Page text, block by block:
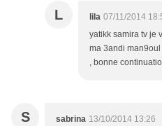
L lila 07/11/2014
yatikk samira tv je
ma 3andi
, bonne
S sabrina 13/10/2014 13:26